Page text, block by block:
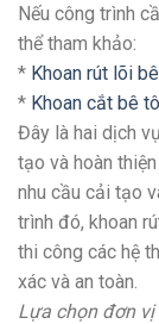
Nếu công trình
thể tham khảo:
* Khoan rút lõi
* Khoan cắt bê
Đây là hai dịch
tạo và hoàn
nhu cầu cải tạo
trình đó, khoan
thi công các hệ
xác và an toàn.
Lựa chọn đơn